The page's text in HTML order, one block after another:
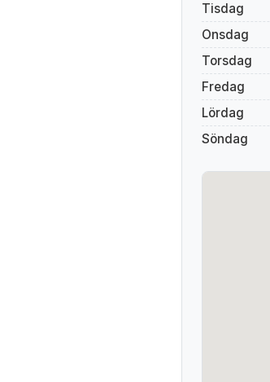
Tisdag
Onsdag
Torsdag
Fredag
Lördag
Söndag